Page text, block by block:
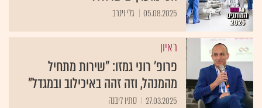
05.08.2025 גלי וינרב
ראיון
פרופ' רוני גמזו: "שירות מתחיל
מהמנהל, וזה זהה באיכילוב ובמגדל"
27.03.2025 סתיו ליבנה